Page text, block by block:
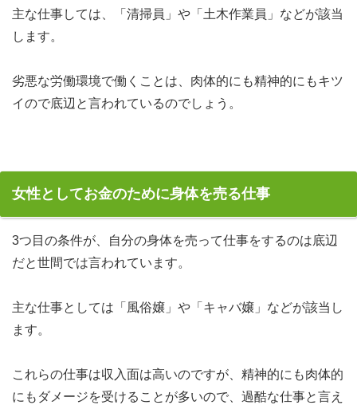
主な仕事しては、「清掃員」や「土木作業員」などが該当
します。
劣悪な労働環境で働くことは、肉体的にも精神的にもキツ
イので底辺と言われているのでしょう。
女性としてお金のために身体を売る仕事
3つ目の条件が、自分の身体を売って仕事をするのは底辺
だと世間では言われています。
主な仕事としては「風俗嬢」や「キャバ嬢」などが該当し
ます。
これらの仕事は収入面は高いのですが、精神的にも肉体的
にもダメージを受けることが多いので、過酷な仕事と言え